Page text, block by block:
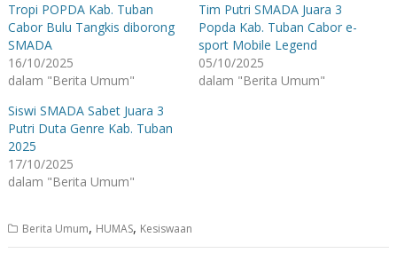
Tropi POPDA Kab. Tuban
Cabor Bulu Tangkis diborong
SMADA
16/10/2025
dalam "Berita Umum"
Tim Putri SMADA Juara 3
Popda Kab. Tuban Cabor e-
sport Mobile Legend
05/10/2025
dalam "Berita Umum"
Siswi SMADA Sabet Juara 3
Putri Duta Genre Kab. Tuban
2025
17/10/2025
dalam "Berita Umum"
Berita Umum, HUMAS, Kesiswaan